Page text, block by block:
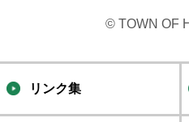
© TOWN OF
リンク集